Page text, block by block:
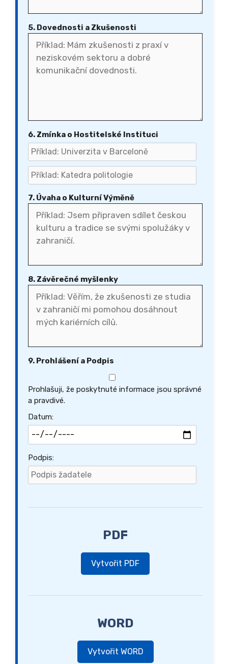
5. Dovednosti a Zkušenosti
6. Zmínka o Hostitelské Instituci
7. Úvaha o Kulturní Výměně
8. Závěrečné myšlenky
9. Prohlášení a Podpis
Prohlašuji, že poskytnuté informace jsou správné
a pravdivé.
Datum:
Podpis:
PDF
Vytvořit PDF
WORD
Vytvořit WORD